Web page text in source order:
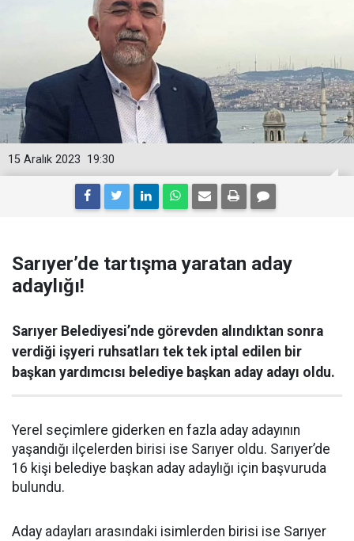
19:30
15 Aralık 2023
Sarıyer’de tartışma yaratan aday
adaylığı!
Sarıyer Belediyesi’nde görevden alındıktan sonra
verdiği işyeri ruhsatları tek tek iptal edilen bir
başkan yardımcısı belediye başkan aday adayı oldu.
Yerel seçimlere giderken en fazla aday adayının
yaşandığı ilçelerden birisi ise Sarıyer oldu. Sarıyer’de
16 kişi belediye başkan aday adaylığı için başvuruda
bulundu.
Aday adayları arasındaki isimlerden birisi ise Sarıyer